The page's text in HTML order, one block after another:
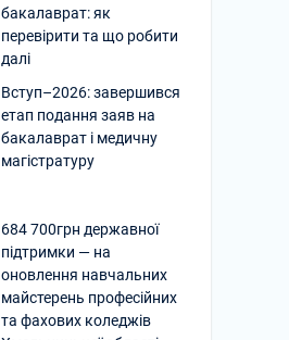
бакалаврат: як
перевірити та що робити
далі
Вступ–2026: завершився
етап подання заяв на
бакалаврат і медичну
магістратуру
684 700грн державної
підтримки — на
оновлення навчальних
майстерень професійних
та фахових коледжів